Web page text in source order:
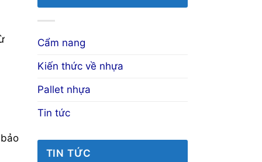
Cẩm nang
Kiến thức về nhựa
Pallet nhựa
Tin tức
TIN TỨC